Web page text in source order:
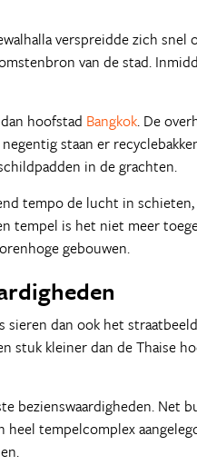
verspreidde zich
van de stad.
hoofstad Bangkok. De
staan er
in de grachten.
tempo de lucht in
tempel is het niet meer
gebouwen.
dan ook het
stuk kleiner dan de Thaise
bezienswaardigheden. Net
tempelcomplex